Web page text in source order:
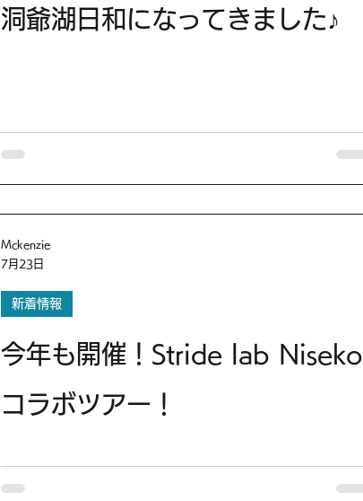
洞爺湖日和になってきました♪
今年も開催！Stride lab Niseko
コラボツアー！
新着情報
Mckenzie
7月23日